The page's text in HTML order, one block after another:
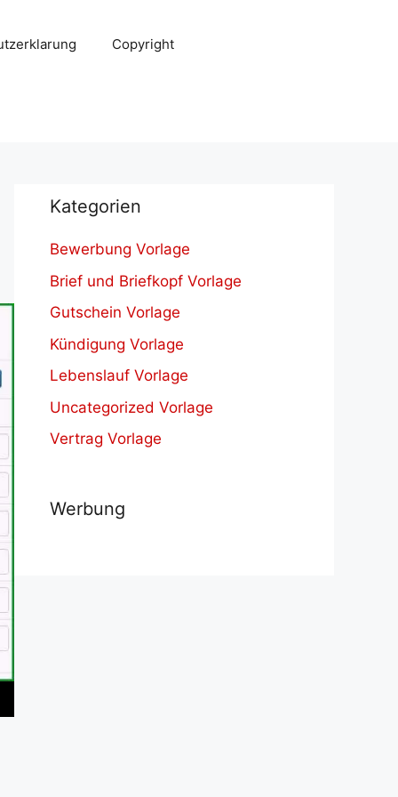
Copyright
Kategorien
Bewerbung Vorlage
Brief und Briefkopf Vorlage
Gutschein Vorlage
Kündigung Vorlage
Lebenslauf Vorlage
Uncategorized Vorlage
Vertrag Vorlage
Werbung